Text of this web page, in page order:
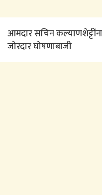
आमदार सचिन
जोरदार घोषणाबाजी